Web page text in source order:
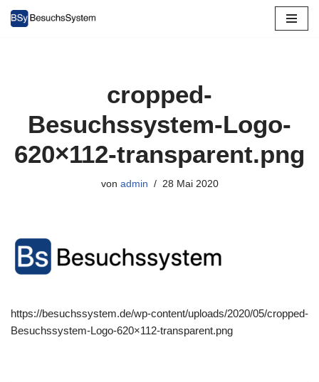
cropped-
Besuchssystem-Logo-
620×112-transparent.png
von admin 28 Mai 2020
https://besuchssystem.de/wp-content/uploads/2020/05/cropped-
Besuchssystem-Logo-620×112-transparent.png